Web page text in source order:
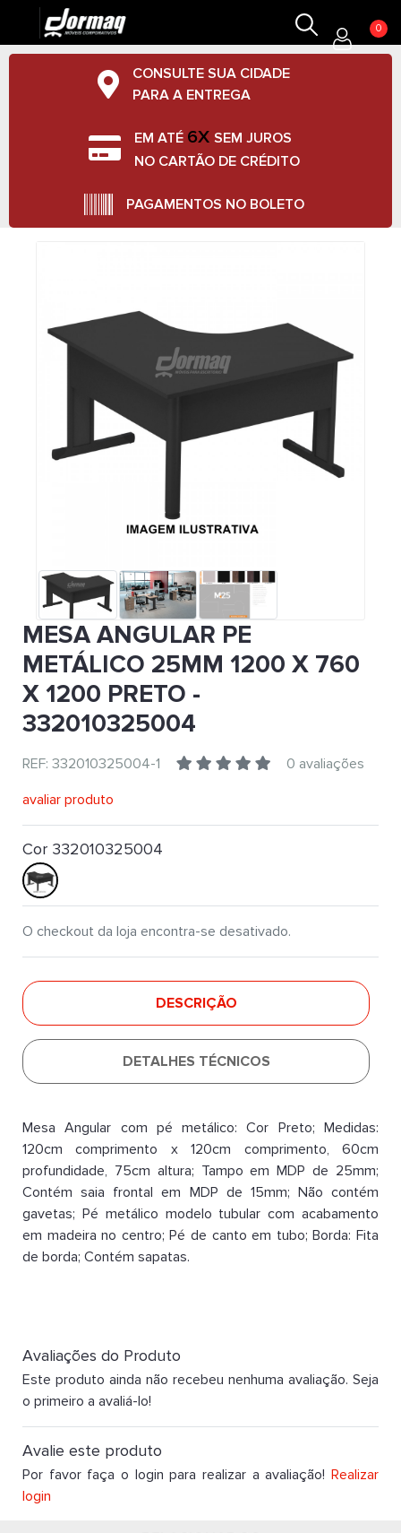
0
CONSULTE SUA CIDADE
PARA A ENTREGA
EM ATÉ 6X SEM JUROS
NO CARTÃO DE CRÉDITO
PAGAMENTOS NO BOLETO
MESA ANGULAR PE
METÁLICO 25MM 1200 X 760
X 1200 PRETO -
332010325004
REF: 332010325004-1
0 avaliações
avaliar produto
Cor 332010325004
O checkout da loja encontra-se desativado.
DESCRIÇÃO
DETALHES TÉCNICOS
Mesa Angular com pé metálico: Cor Preto; Medidas:
120cm comprimento x 120cm comprimento, 60cm
profundidade, 75cm altura; Tampo em MDP de 25mm;
Contém saia frontal em MDP de 15mm; Não contém
gavetas; Pé metálico modelo tubular com acabamento
em madeira no centro; Pé de canto em tubo; Borda: Fita
de borda; Contém sapatas.
Avaliações do Produto
Este produto ainda não recebeu nenhuma avaliação. Seja
o primeiro a avaliá-lo!
Avalie este produto
Por favor faça o login para realizar a avaliação! Realizar
login